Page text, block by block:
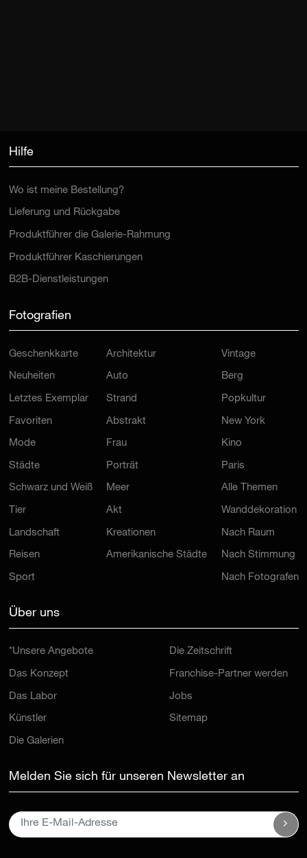
Hilfe
Wo ist meine Bestellung?
Lieferung und Rückgabe
Produktführer die Galerie-Rahmung
Produktführer Kaschierungen
B2B-Dienstleistungen
Fotografien
Geschenkkarte
Neuheiten
Letztes Exemplar
Favoriten
Mode
Städte
Schwarz und Weiß
Tier
Landschaft
Reisen
Sport
Architektur
Auto
Strand
Abstrakt
Frau
Porträt
Meer
Akt
Kreationen
Amerikanische Städte
Vintage
Berg
Popkultur
New York
Kino
Paris
Alle Themen
Wanddekoration
Nach Raum
Nach Stimmung
Nach Fotografen
Über uns
*Unsere Angebote
Das Konzept
Das Labor
Künstler
Die Galerien
Die Zeitschrift
Franchise-Partner werden
Jobs
Sitemap
Melden Sie sich für unseren Newsletter an